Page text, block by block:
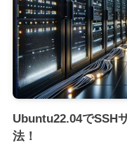
Ubuntu22.04でSSH
法！